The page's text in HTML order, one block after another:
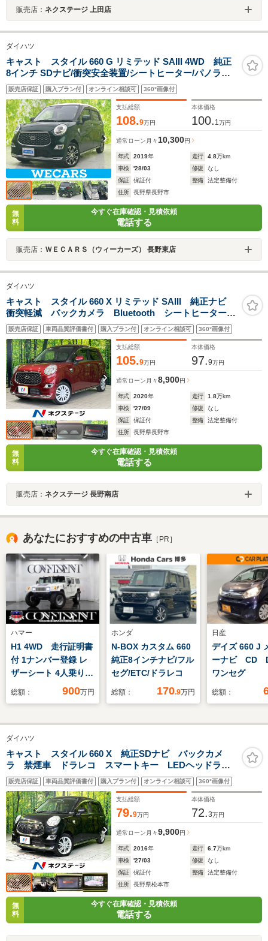
販売店： ネクステージ 上田店
ダイハツ
キャスト スタイル 660 G リミテッド SAIII 4WD 純正
8インチ SDナビ/衝突安全装置/シートヒーター/パノラマ
モニター/車線逸脱防止支援システム/ドライブレコーダー
純正/ヘッドランプ LED/Bluetooth接続/EBD付ABS
販売店保証 購入プラン付 オンライン相談可 360°画像付
支払総額
108.9万円
本体価格
100. 1万円
通常ローン 月々 10,300円
年式 2019年 走行 4.8万km
車検
'28/03 修復
なし
保証
保証付 整備
法定整備付
住所
長野県長野市
無
料
今すぐ在庫確認・見積依頼
電話する
販売店： ＷＥＣＡＲＳ（ウィーカーズ） 長野東店
ダイハツ
キャスト スタイル 660 X リミテッド SAIII 純正ナビ
衝突軽減 バックカメラ Bluetooth シートヒーター
スマートキー アイドリングストップ オートライト
オートエアコン ヘッドライトレベライザー 電動格納
ミラー パワーウィンドウ
販売店保証 車両品質評価書付 購入プラン付 オンライン相談可 360°画像付
支払総額
105.9万円
本体価格
97.9万円
通常ローン 月々8,900円
年式 2020年 走行 1.8万km
車検
'27/09 修復
なし
保証
保証付 整備
法定整備付
住所
長野県長野市
無
料
今すぐ在庫確認・見積依頼
電話する
販売店： ネクステージ 長野南店
あなたにおすすめの中古車 ［PR］
ハマー
H1 4WD 走行証明書
付 1ナンバー登録 レ
ザーシート 4人乗り
ア 観音扉
総額： 900万円
ホンダ
N-BOX カスタム 660
純正8インチナビ/フル
セグ/ETC/ドラレコ
総額： 170.9万円
日産
デイズ 660 J
ーナビ CD
ワンセグ
総額：
ダイハツ
キャスト スタイル 660 X 純正SDナビ バックカメ
ラ 禁煙車 ドラレコ スマートキー LEDヘッドライ
ト 純正15インチアルミ オートライト オートエアコ
ン Bluetooth CD DVD再生
販売店保証 車両品質評価書付 購入プラン付 オンライン相談可 360°画像付
支払総額
79.9万円
本体価格
72.3万円
通常ローン 月々9,900円
年式 2016年 走行 6.7万km
車検
'27/03 修復
なし
保証
保証付 整備
法定整備付
住所
長野県松本市
無
料
今すぐ在庫確認・見積依頼
電話する